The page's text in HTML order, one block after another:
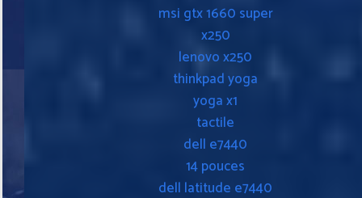
msi gtx 1660 super
x250
lenovo x250
thinkpad yoga
yoga x1
tactile
dell e7440
14 pouces
dell latitude e7440